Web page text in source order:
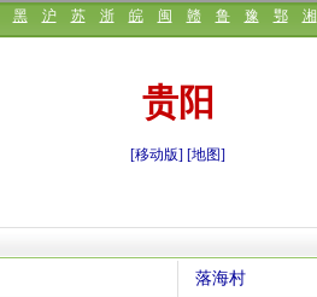
黑 沪 苏 浙 皖 闽 赣 鲁 豫 鄂 湘
贵阳
[移动版] [地图]
落海村